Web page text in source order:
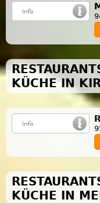
KÜCHE IN
KÜCHE IN